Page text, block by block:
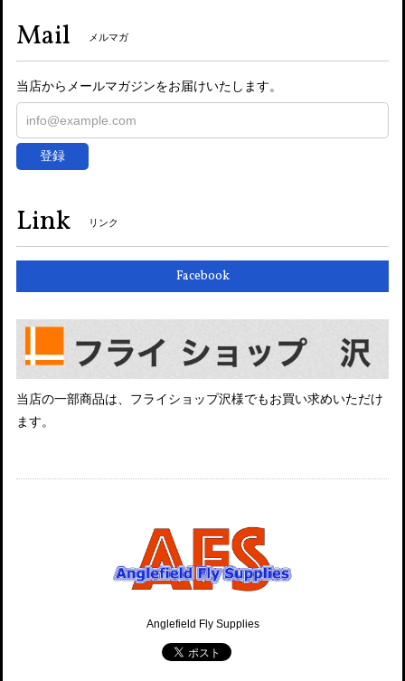
Mail メルマガ
当店からメールマガジンをお届けいたします。
登録
Link リンク
Facebook
当店の一部商品は、フライショップ沢様でもお買い求めいただけ
ます。
Anglefield Fly Supplies